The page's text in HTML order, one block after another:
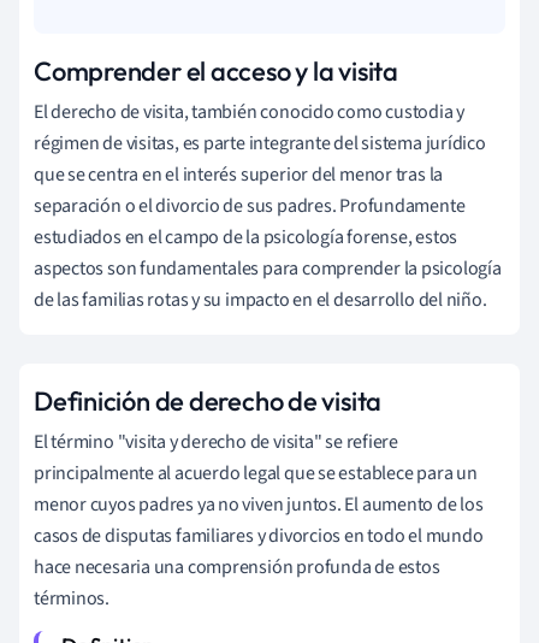
Comprender el acceso y la visita
El derecho de visita, también conocido como custodia y
régimen de visitas, es parte integrante del sistema jurídico
que se centra en el interés superior del menor tras la
separación o el divorcio de sus padres. Profundamente
estudiados en el campo de la psicología forense, estos
aspectos son fundamentales para comprender la psicología
de las familias rotas y su impacto en el desarrollo del niño.
Definición de derecho de visita
El término "visita y derecho de visita" se refiere
principalmente al acuerdo legal que se establece para un
menor cuyos padres ya no viven juntos. El aumento de los
casos de disputas familiares y divorcios en todo el mundo
hace necesaria una comprensión profunda de estos
términos.